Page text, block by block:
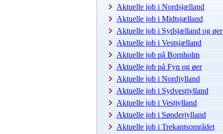
Aktuelle job i Nordsjælland
Aktuelle job i Midtsjælland
Aktuelle job i Sydsjælland og øer
Aktuelle job i Vestsjælland
Aktuelle job på Bornholm
Aktuelle job på Fyn og øer
Aktuelle job i Nordjylland
Aktuelle job i Sydvestjylland
Aktuelle job i Vestjylland
Aktuelle job i Sønderjylland
Aktuelle job i Trekantsområdet